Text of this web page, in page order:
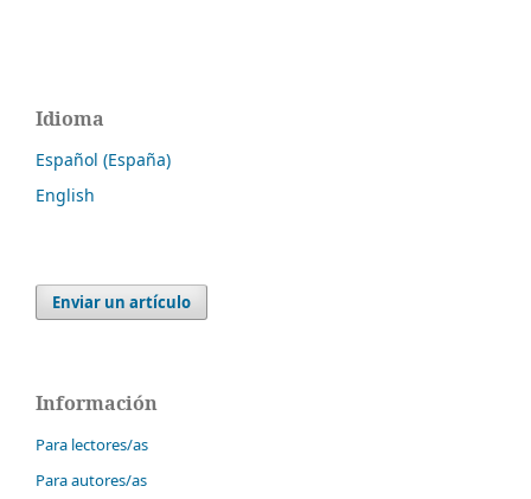
Idioma
Español (España)
English
Enviar un artículo
Información
Para lectores/as
Para autores/as